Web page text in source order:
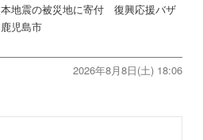
地震の被災地に寄付 復興応援バザ
児島市
2026年8月8日(土) 18:06